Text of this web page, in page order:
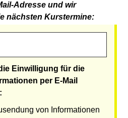
Adresse und wir
nächsten Kurstermine:
Einwilligung für die
per E-Mail
von Informationen